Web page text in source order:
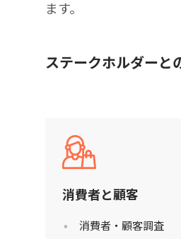
ます。
ステークホルダーと
消費者と顧客
消費者・顧客調査